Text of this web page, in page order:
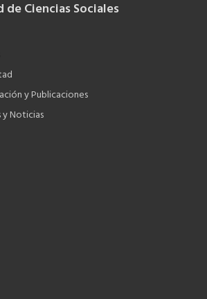
de Ciencias Sociales
y Publicaciones
Noticias